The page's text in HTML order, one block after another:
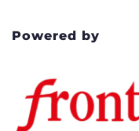
Powered by